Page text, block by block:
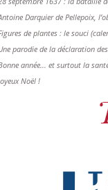
Darquier de Pellepoix,
de plantes : le souci
parodie de la déclaration
année... et surtout la
Noël !